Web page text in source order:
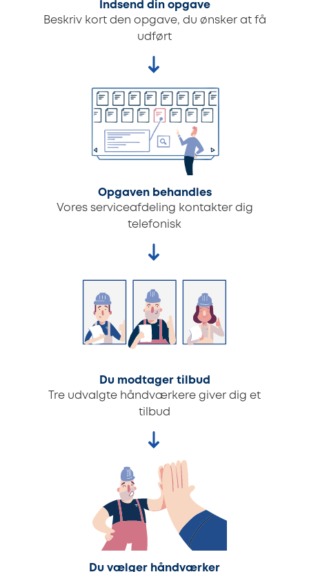
Indsend din opgave
Beskriv kort den opgave, du ønsker at få
udført
Opgaven behandles
Vores serviceafdeling kontakter dig
telefonisk
Du modtager tilbud
Tre udvalgte håndværkere giver dig et
tilbud
Du vælger håndværker